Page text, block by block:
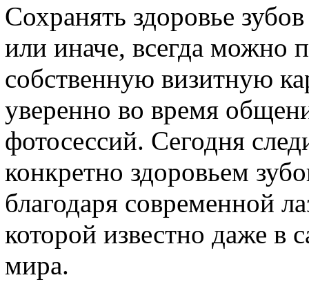
Сохранять здоровье
или иначе, всегда можно
собственную визитную
уверенно во время
фотосессий. Сегодня
конкретно здоровьем
благодаря современной
которой известно даже в
мира.